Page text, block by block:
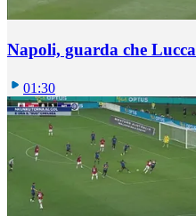
Napoli, guarda che Lucca
01:30